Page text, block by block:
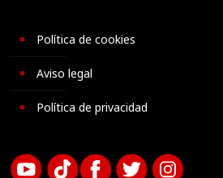
Política de cookies
Aviso legal
Política de privacidad